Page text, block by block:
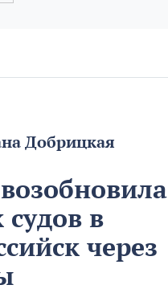
Добрицкая
судов в
через